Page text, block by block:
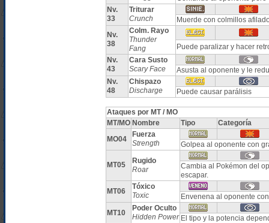
Nv.
33
Triturar
Crunch
Muerde con colmillos
Nv.
38
Colm. Rayo
Thunder
Fang
Puede paralizar y hacer
Nv.
43
Cara Susto
Scary Face
Asusta al oponente y le
Nv.
48
Chispazo
Discharge
Puede causar parálisis
Ataques por MT / MO
MT/MO Nombre Tipo
Categoría
MO04
Fuerza
Strength
Golpea al oponente con
MT05
Rugido
Roar
Cambia al Pokémon del
escapar.
MT06
Tóxico
Toxic
Envenena al oponente
MT10
Poder Oculto
Hidden Power El tipo y la potencia